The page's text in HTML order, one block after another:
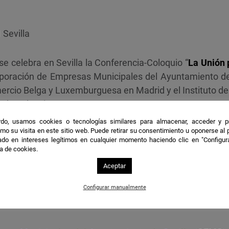
Sevilla
celebra en Sevilla la Conferencia-Coloquio “La Unión
de Empresas Municipales del Ayuntamiento
Belga y Luxemburguesa en Madrid y el Instituto
de Valencia.
por la Representación de la Comisión
tres conferencias sobre la Política Energética de la
Madrid y Valencia.
usamos cookies o tecnologías similares para almacenar, acceder y
su visita en este sitio web. Puede retirar su consentimiento u oponerse al
en intereses legítimos en cualquier momento haciendo clic en
de cookies.
Aceptar
Configurar manualmente